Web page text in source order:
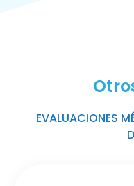
EVALUACIONES